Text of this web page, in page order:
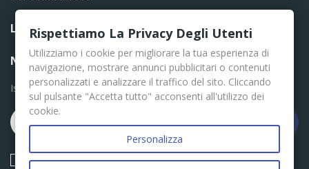
LINK UTILI
NEWSLETTER
Iscriviti per le ultime news
Iscriviti
Acconsento ai termini e condizioni descritti nella Privacy
Rispettiamo La Privacy Degli Utenti
Utilizziamo i cookie per migliorare la tua esperienza di
navigazione, mostrare annunci pubblicitari o contenuti
personalizzati e analizzare il traffico del sito. Cliccando
sul pulsante "Accetta tutto" acconsenti all'utilizzo dei
cookie.
Personalizza